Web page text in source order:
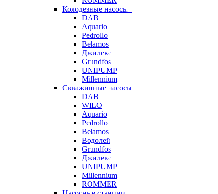
Колодезные насосы
DAB
Aquario
Pedrollo
Belamos
Джилекс
Grundfos
UNIPUMP
Millennium
Скважинные насосы
DAB
WILO
Aquario
Pedrollo
Belamos
Водолей
Grundfos
Джилекс
UNIPUMP
Millennium
ROMMER